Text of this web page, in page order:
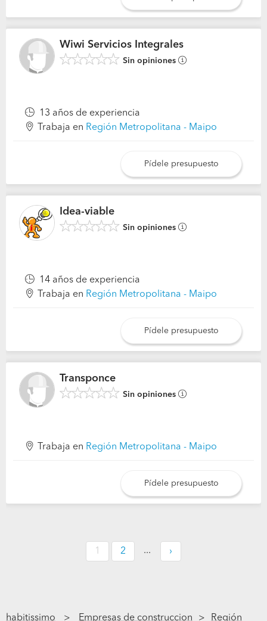
Wiwi Servicios Integrales
Sin opiniones
13 años de experiencia
Trabaja en Región Metropolitana - Maipo
Pídele presupuesto
Idea-viable
Sin opiniones
14 años de experiencia
Trabaja en Región Metropolitana - Maipo
Pídele presupuesto
Transponce
Sin opiniones
Trabaja en Región Metropolitana - Maipo
Pídele presupuesto
1 2 ... ›
habitissimo Empresas de construccion
Región